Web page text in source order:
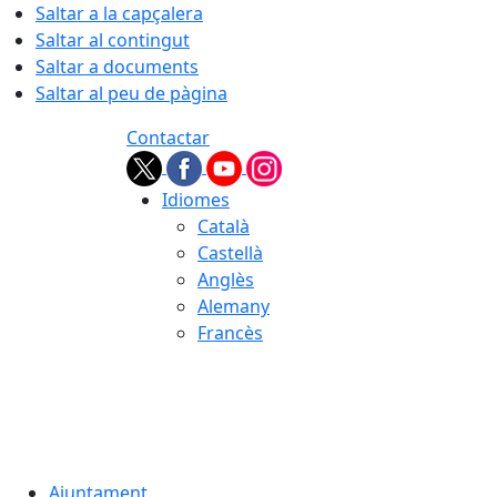
Saltar a la capçalera
Saltar al contingut
Saltar a documents
Saltar al peu de pàgina
Contactar
Idiomes
Català
Castellà
Anglès
Alemany
Francès